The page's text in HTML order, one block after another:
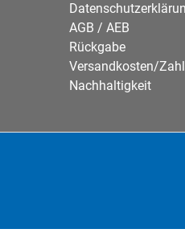
AGB / AEB
Rückgabe
Versandkosten/
Nachhaltigkeit